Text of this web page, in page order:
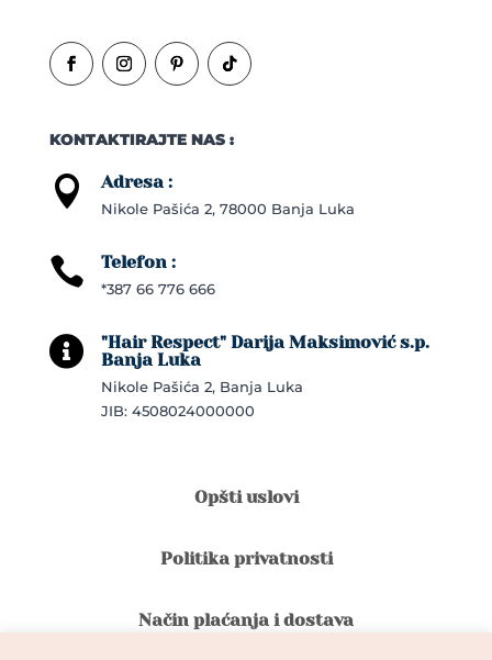
KONTAKTIRAJTE NAS :
 Adresa :
Nikole Pašića 2, 78000 Banja Luka
 Telefon :
*387 66 776 666

"Hair Respect" Darija Maksimović s.p.
Banja Luka
Nikole Pašića 2, Banja Luka
JIB: 4508024000000
Opšti uslovi
Politika privatnosti
Način plaćanja i dostava